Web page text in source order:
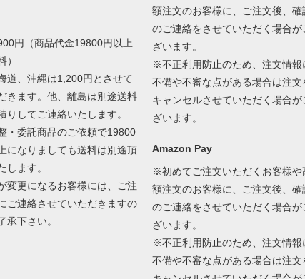
円（商品代金19800円以上
）
道、沖縄は1,200円とさせて
きます。他、離島は別途送料
りしてご連絡いたします。
・委託商品のご依頼で19800
になりましても送料は別途頂
します。
変更になるお客様には、ご注
ご連絡させていただきますの
承下さい。
額注文のお客様に、ご注文後、確
のご連絡をさせていただく場合が
ざいます。
※不正利用防止のため、注文情報
不備や不審な点がある場合は注文
キャンセルさせていただく場合が
ざいます。
Amazon Pay
※初めてご注文いただくお客様や
額注文のお客様に、ご注文後、確
のご連絡をさせていただく場合が
ざいます。
※不正利用防止のため、注文情報
不備や不審な点がある場合は注文